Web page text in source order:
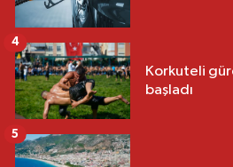
Korkuteli
başladı
4
5